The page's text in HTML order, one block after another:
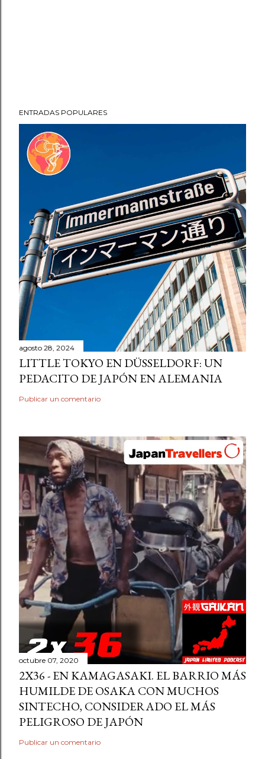
ENTRADAS POPULARES
agosto 28, 2024
LITTLE TOKYO EN DÜSSELDORF: UN
PEDACITO DE JAPÓN EN ALEMANIA
Publicar un comentario
octubre 07, 2020
2X36 - EN KAMAGASAKI. EL BARRIO MÁS
HUMILDE DE OSAKA CON MUCHOS
SINTECHO, CONSIDERADO EL MÁS
PELIGROSO DE JAPÓN
Publicar un comentario